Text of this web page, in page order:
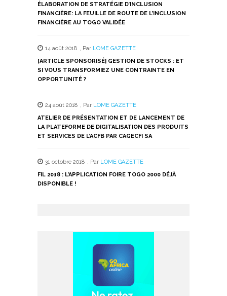
ÉLABORATION DE STRATÉGIE D’INCLUSION
FINANCIÈRE: LA FEUILLE DE ROUTE DE L’INCLUSION
FINANCIÈRE AU TOGO VALIDÉE
14 août 2018 , Par LOME GAZETTE
[ARTICLE SPONSORISÉ] GESTION DE STOCKS : ET
SI VOUS TRANSFORMIEZ UNE CONTRAINTE EN
OPPORTUNITÉ ?
24 août 2018 , Par LOME GAZETTE
ATELIER DE PRÉSENTATION ET DE LANCEMENT DE
LA PLATEFORME DE DIGITALISATION DES PRODUITS
ET SERVICES DE L’ACFB PAR CAGECFI SA
31 octobre 2018 , Par LOME GAZETTE
FIL 2018 : L’APPLICATION FOIRE TOGO 2000 DÉJÀ
DISPONIBLE !